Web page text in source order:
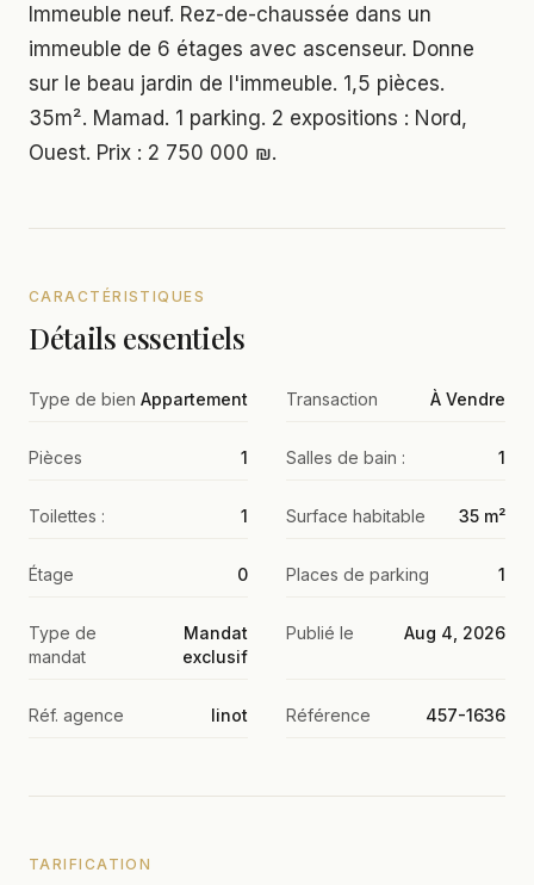
Immeuble neuf. Rez-de-chaussée dans un
immeuble de 6 étages avec ascenseur. Donne
sur le beau jardin de l'immeuble. 1,5 pièces.
35m². Mamad. 1 parking. 2 expositions : Nord,
Ouest. Prix : 2 750 000 ₪.
CARACTÉRISTIQUES
Détails essentiels
Type de bien Appartement Transaction À Vendre
Pièces 1 Salles de bain : 1
Toilettes : 1 Surface habitable 35 m²
Étage 0 Places de parking 1
Type de
mandat
Mandat
exclusif
Publié le Aug 4, 2026
Réf. agence linot Référence 457-1636
TARIFICATION